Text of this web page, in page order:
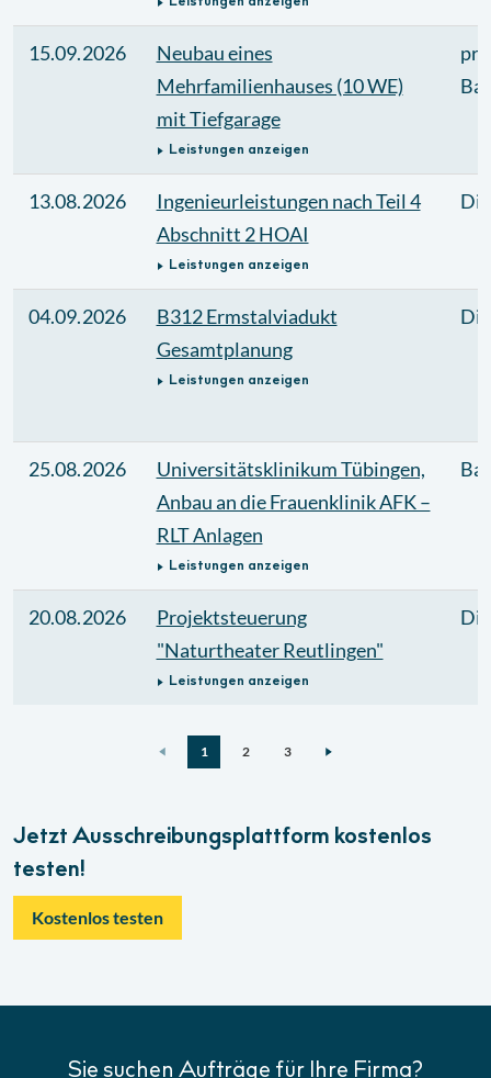
15.09.2026
Neubau eines
Mehrfamilienhauses (10 WE)
mit Tiefgarage
Leistungen anzeigen
13.08.2026
Ingenieurleistungen nach Teil 4
Abschnitt 2 HOAI
Leistungen anzeigen
04.09.2026
B312 Ermstalviadukt
Gesamtplanung
Leistungen anzeigen
25.08.2026
Universitätsklinikum Tübingen,
Anbau an die Frauenklinik AFK –
RLT Anlagen
Leistungen anzeigen
20.08.2026
Projektsteuerung
"Naturtheater Reutlingen"
Leistungen anzeigen
1 2 3
Jetzt Ausschreibungsplattform kostenlos
testen!
Kostenlos testen
Sie suchen Aufträge für Ihre Firma?